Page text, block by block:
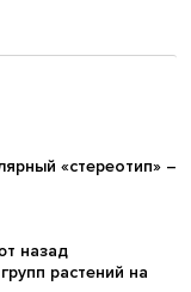
«стереотип» –
назад
растений на